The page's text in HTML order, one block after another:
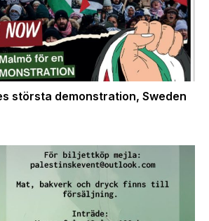
största demonstration, Sweden